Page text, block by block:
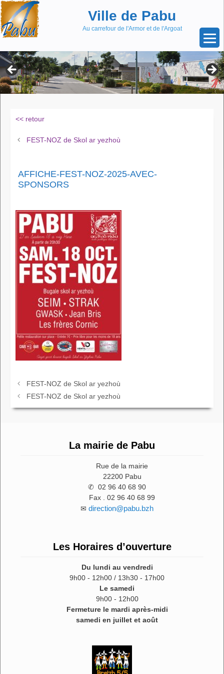
Aller
au
contenu
Skip
to
content
Ville de Pabu
Au carrefour de l'Armor et de l'Argoat
<< retour
FEST-NOZ de Skol ar yezhoù
AFFICHE-FEST-NOZ-2025-AVEC-
SPONSORS
FEST-NOZ de Skol ar yezhoù
FEST-NOZ de Skol ar yezhoù
La mairie de Pabu
Rue de la mairie
22200 Pabu
✆ 02 96 40 68 90
Fax . 02 96 40 68 99
✉ direction@pabu.bzh
Les Horaires d’ouverture
Du lundi au vendredi
9h00 - 12h00 / 13h30 - 17h00
Le samedi
9h00 - 12h00
Fermeture le mardi après-midi
samedi en juillet et août